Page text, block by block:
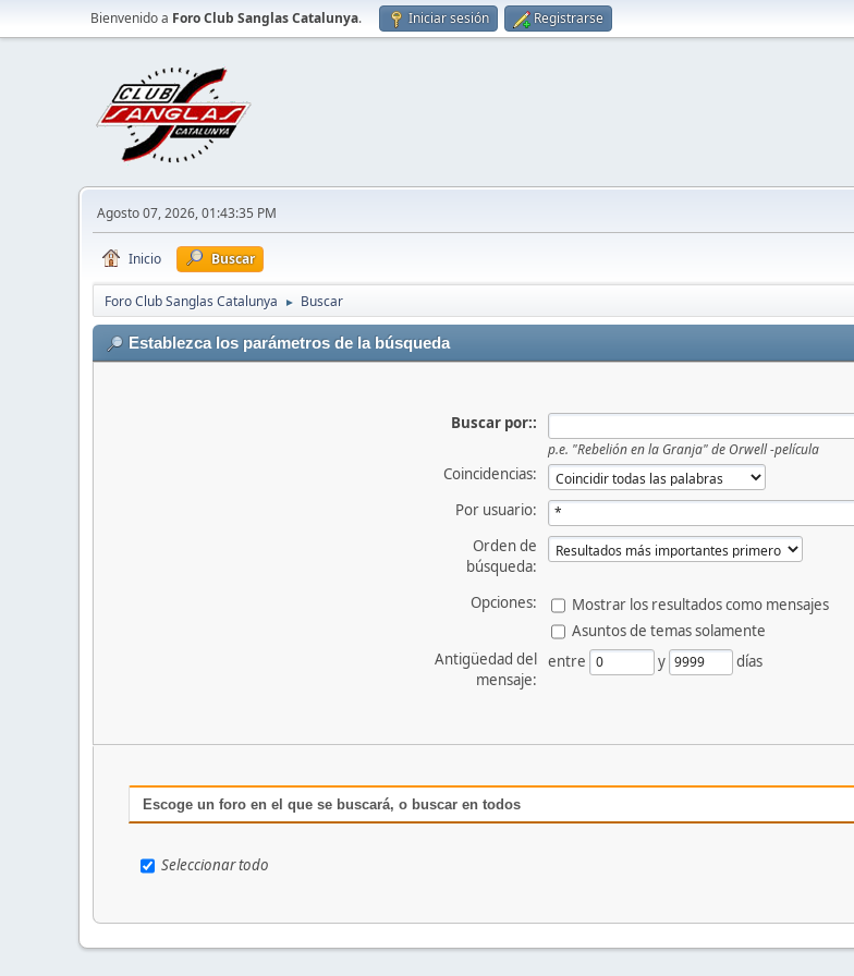
Bienvenido a Foro Club Sanglas Catalunya. Iniciar sesión Registrarse
Agosto 07, 2026, 01:43:35 PM
Inicio Buscar
Foro Club Sanglas Catalunya ► Buscar
Establezca los parámetros de la búsqueda
Buscar por::
p.e. "Rebelión en la Granja" de Orwell -película
Coincidencias:
Por usuario:
Orden de
búsqueda:
Opciones:
Mostrar los resultados como mensajes
Asuntos de temas solamente
Antigüedad del
mensaje:
entre y días
Escoge un foro en el que se buscará, o buscar en todos
Seleccionar todo